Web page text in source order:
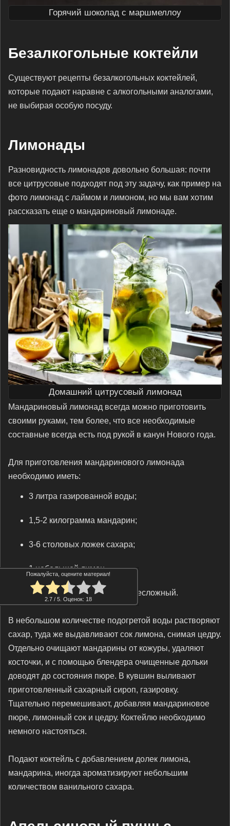
Горячий шоколад с маршмеллоу
Безалкогольные коктейли
Существуют рецепты безалкогольных коктейлей,
которые подают наравне с алкогольными аналогами,
не выбирая особую посуду.
Лимонады
Разновидность лимонадов довольно большая: почти
все цитрусовые подходят под эту задачу, как пример на
фото лимонад с лаймом и лимоном, но мы вам хотим
рассказать еще о мандариновый лимонаде.
Домашний цитрусовый лимонад
Мандариновый лимонад всегда можно приготовить
своими руками, тем более, что все необходимые
составные всегда есть под рукой в канун Нового года.
Для приготовления мандаринового лимонада
необходимо иметь:
3 литра газированной воды;
1,5-2 килограмма мандарин;
3-6 столовых ложек сахара;
1 небольшой лимон.
Процесс приготовления совсем несложный.
В небольшом количестве подогретой воды растворяют
сахар, туда же выдавливают сок лимона, снимая цедру.
Отдельно очищают мандарины от кожуры, удаляют
косточки, и с помощью блендера очищенные дольки
доводят до состояния пюре. В кувшин выливают
приготовленный сахарный сироп, газировку.
Тщательно перемешивают, добавляя мандариновое
пюре, лимонный сок и цедру. Коктейлю необходимо
немного настояться.
Подают коктейль с добавлением долек лимона,
мандарина, иногда ароматизируют небольшим
количеством ванильного сахара.
Пожалуйста, оцените материал!
2.7 / 5. Оценок: 18